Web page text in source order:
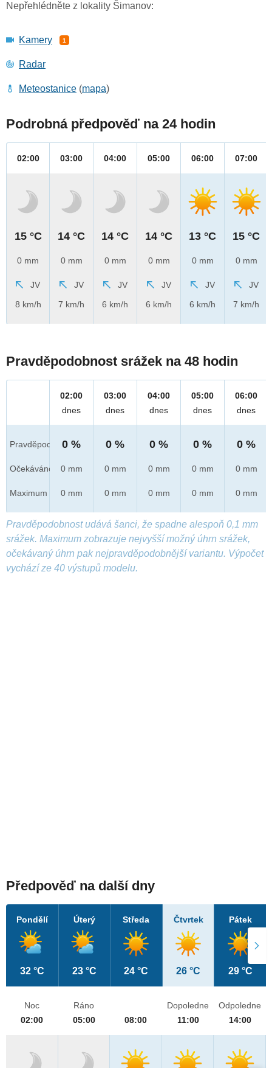
Nepřehlédněte z lokality Šimanov:
Kamery 1
Radar
Meteostanice (mapa)
Podrobná předpověď na 24 hodin
02:00
15 °C
0 mm
JV
8 km/h
03:00
14 °C
0 mm
JV
7 km/h
04:00
14 °C
0 mm
JV
6 km/h
05:00
14 °C
0 mm
JV
6 km/h
06:00
13 °C
0 mm
JV
6 km/h
07:00
15 °C
0 mm
JV
7 km/h
Pravděpodobnost srážek na 48 hodin
Pravděpod.
Očekáváno
Maximum
02:00
dnes
0 %
0 mm
0 mm
03:00
dnes
0 %
0 mm
0 mm
04:00
dnes
0 %
0 mm
0 mm
05:00
dnes
0 %
0 mm
0 mm
06:00
dnes
0 %
0 mm
0 mm
Pravděpodobnost udává šanci, že spadne alespoň 0,1 mm
srážek. Maximum zobrazuje nejvyšší možný úhrn srážek,
očekávaný úhrn pak nejpravděpodobnější variantu. Výpočet
vychází ze 40 výstupů modelu.
Předpověď na další dny
Pondělí
32 °C
Úterý
23 °C
Středa
24 °C
Čtvrtek
26 °C
Pátek
29 °C
Noc
02:00
Ráno
05:00
08:00
Dopoledne
11:00
Odpoledne
14:00